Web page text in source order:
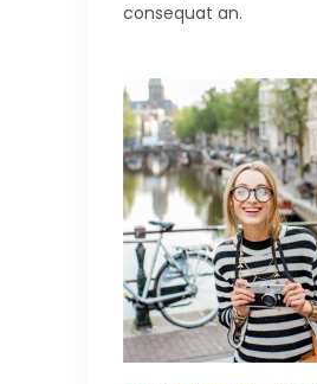
consequat an.